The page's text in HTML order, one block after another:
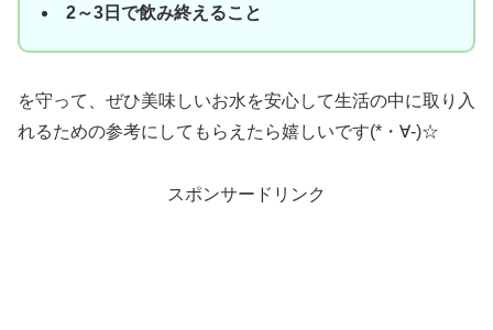
2～3日で飲み終えること
を守って、ぜひ美味しいお水を安心して生活の中に取り入
れるための参考にしてもらえたら嬉しいです(*・∀-)☆
スポンサードリンク